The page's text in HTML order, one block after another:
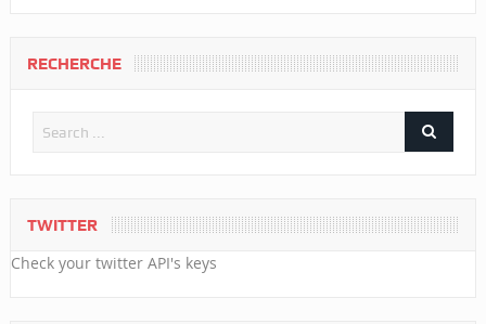
RECHERCHE
TWITTER
Check your twitter API's keys